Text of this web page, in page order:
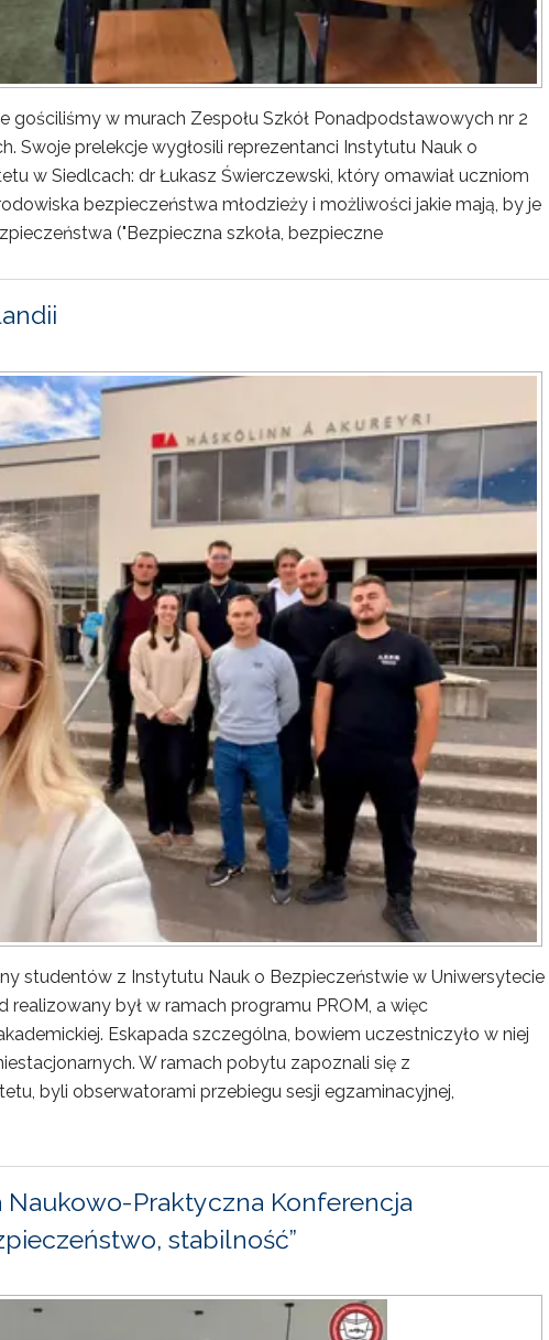
gościliśmy w murach Zespołu Szkół Ponadpodstawowych nr 2
Swoje prelekcje wygłosili reprezentanci Instytutu Nauk o
w Siedlcach: dr Łukasz Świerczewski, który omawiał uczniom
bezpieczeństwa młodzieży i możliwości jakie mają, by je
("Bezpieczna szkoła, bezpieczne
studentów z Instytutu Nauk o Bezpieczeństwie w Uniwersytecie
realizowany był w ramach programu PROM, a więc
Eskapada szczególna, bowiem uczestniczyło w niej
W ramach pobytu zapoznali się z
byli obserwatorami przebiegu sesji egzaminacyjnej,
Naukowo-Praktyczna Konferencja
stabilność”